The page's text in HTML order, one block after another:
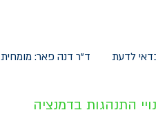
לדעת ד"ר דנה פאר:
התנהגות בדמנציה